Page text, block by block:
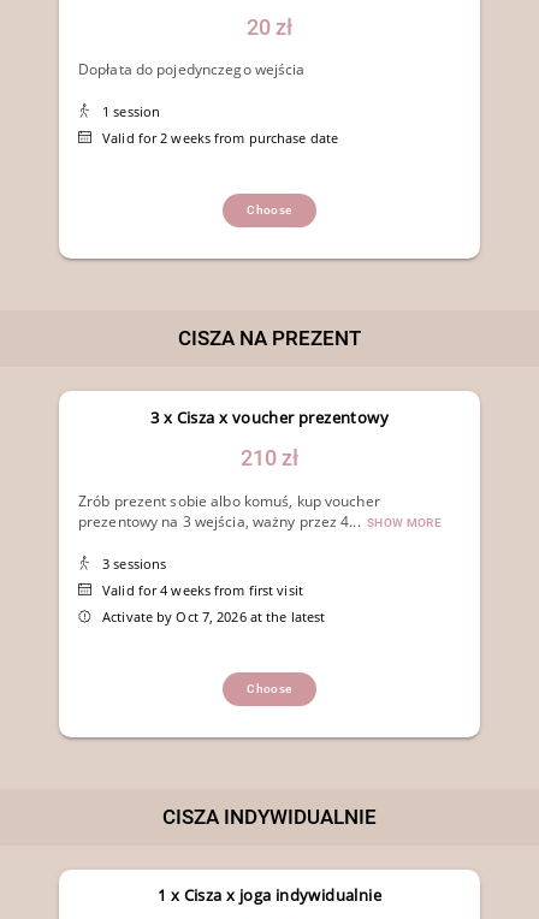
20 zł
Dopłata do pojedynczego wejścia
1 session
Valid for 2 weeks from purchase date
Choose
CISZA NA PREZENT
3 x Cisza x voucher prezentowy
210 zł
Zrób prezent sobie albo komuś, kup voucher
prezentowy na 3 wejścia, ważny przez 4... SHOW MORE
3 sessions
Valid for 4 weeks from first visit
Activate by Oct 7, 2026 at the latest
Choose
CISZA INDYWIDUALNIE
1 x Cisza x joga indywidualnie